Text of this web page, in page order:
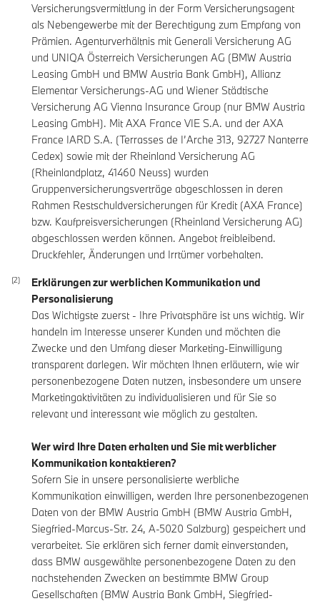
Versicherungsvermittlung in der Form Versicherungsagent
als Nebengewerbe mit der Berechtigung zum Empfang von
Prämien. Agenturverhältnis mit Generali Versicherung AG
und UNIQA Österreich Versicherungen AG (BMW Austria
Leasing GmbH und BMW Austria Bank GmbH), Allianz
Elementar Versicherungs-AG und Wiener Städtische
Versicherung AG Vienna Insurance Group (nur BMW Austria
Leasing GmbH). Mit AXA France VIE S.A. und der AXA
France IARD S.A. (Terrasses de I’Arche 313, 92727 Nanterre
Cedex) sowie mit der Rheinland Versicherung AG
(Rheinlandplatz, 41460 Neuss) wurden
Gruppenversicherungsverträge abgeschlossen in deren
Rahmen Restschuldversicherungen für Kredit (AXA France)
bzw. Kaufpreisversicherungen (Rheinland Versicherung AG)
abgeschlossen werden können. Angebot freibleibend.
Druckfehler, Änderungen und Irrtümer vorbehalten.
Erklärungen zur werblichen Kommunikation und
Personalisierung
Das Wichtigste zuerst - Ihre Privatsphäre ist uns wichtig. Wir
handeln im Interesse unserer Kunden und möchten die
Zwecke und den Umfang dieser Marketing-Einwilligung
transparent darlegen. Wir möchten Ihnen erläutern, wie wir
personenbezogene Daten nutzen, insbesondere um unsere
Marketingaktivitäten zu individualisieren und für Sie so
relevant und interessant wie möglich zu gestalten.
Wer wird Ihre Daten erhalten und Sie mit werblicher
Kommunikation kontaktieren?
Sofern Sie in unsere personalisierte werbliche
Kommunikation einwilligen, werden Ihre personenbezogenen
Daten von der BMW Austria GmbH (BMW Austria GmbH,
Siegfried-Marcus-Str. 24, A-5020 Salzburg) gespeichert und
verarbeitet. Sie erklären sich ferner damit einverstanden,
dass BMW ausgewählte personenbezogene Daten zu den
nachstehenden Zwecken an bestimmte BMW Group
Gesellschaften (BMW Austria Bank GmbH, Siegfried-